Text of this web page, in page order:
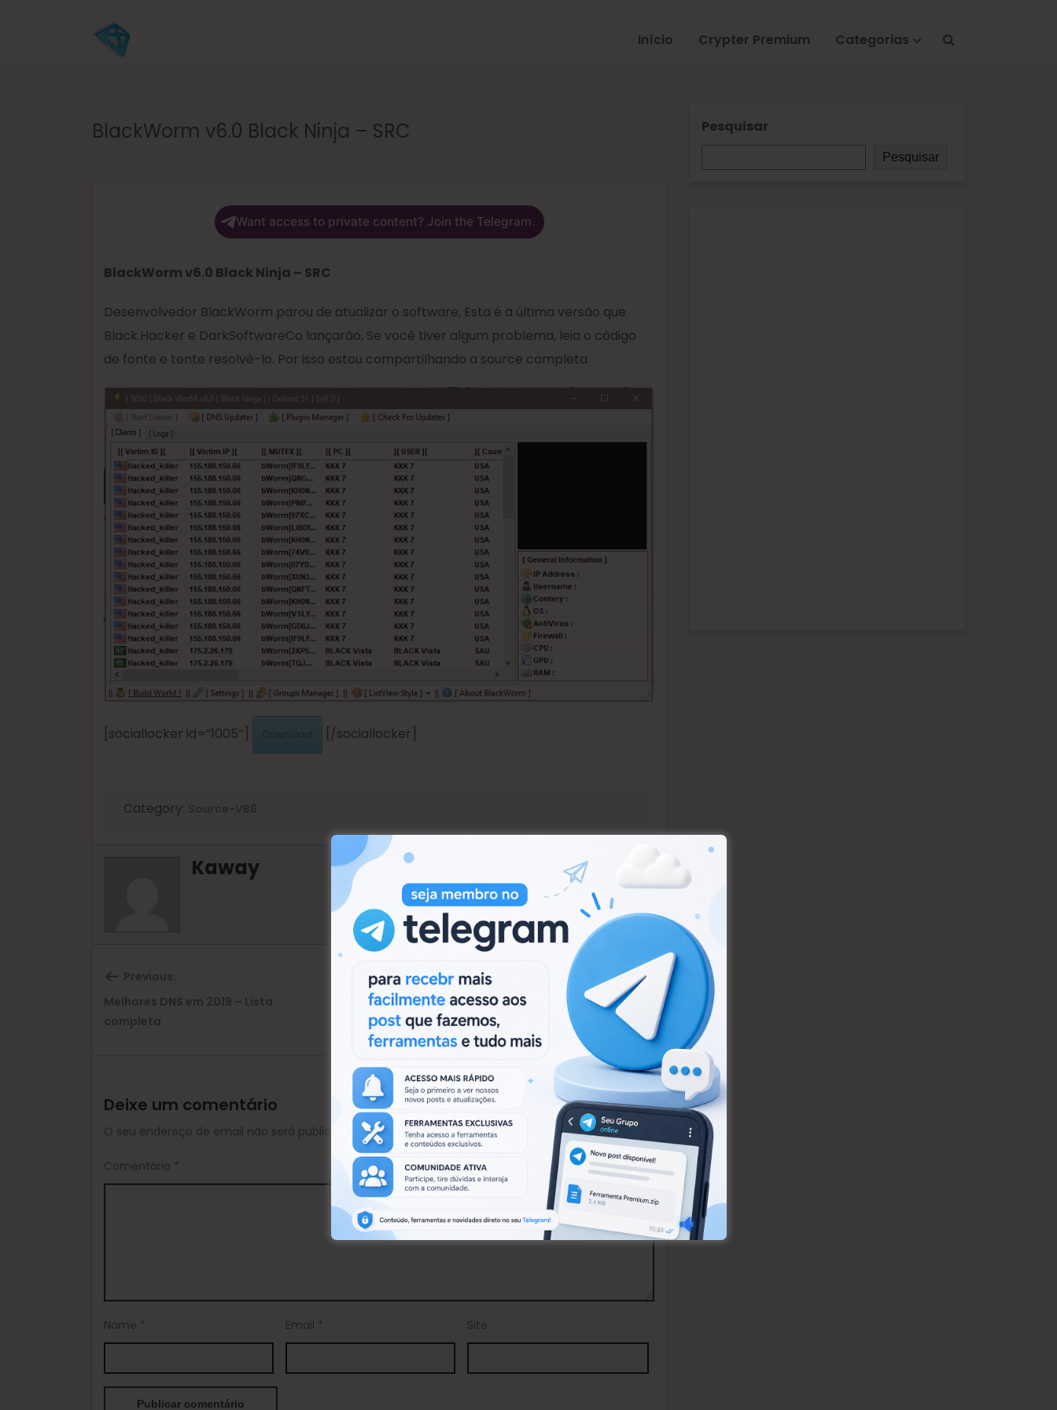
Início Crypter Premium Categorias
BlackWorm v6.0 Black Ninja – SRC
Want access to private content? Join the Telegram.
BlackWorm v6.0 Black Ninja – SRC
Desenvolvedor BlackWorm parou de atualizar o software, Esta é a última versão que
Black.Hacker e DarkSoftwareCo lançarão, Se você tiver algum problema, leia o código
de fonte e tente resolvê-lo. Por isso estou compartilhando a source completa.
[sociallocker id=”1005″] Download [/sociallocker]
Category:
Kaway
Previous:
Previous
post:
Melhores DNS em 2019 – Lista
completa
Next
post:
Next:
SENTRY MBA COMO FAZER SUA PRÓPRIA CONFIGURAÇÃO
(PDF)
Deixe um comentário
O seu endereço de email não será publicado. Campos obrigatórios marcados com*
Comentário *
Nome * Email * Site
Pesquisar
Pesquisar